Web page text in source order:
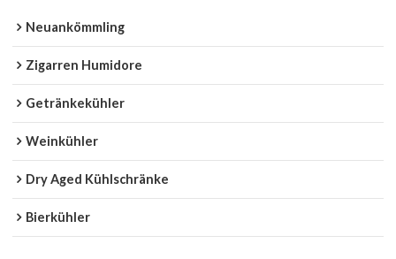
Neuankömmling
Zigarren Humidore
Getränkekühler
Weinkühler
Dry Aged Kühlschränke
Bierkühler